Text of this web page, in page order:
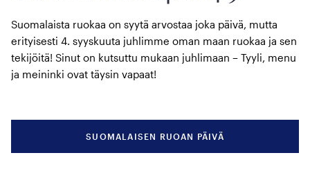
Suomalaista ruokaa on syytä arvostaa joka päivä, mutta
erityisesti 4. syyskuuta juhlimme oman maan ruokaa ja sen
tekijöitä! Sinut on kutsuttu mukaan juhlimaan – Tyyli, menu
ja meininki ovat täysin vapaat!
SUOMALAISEN RUOAN PÄIVÄ